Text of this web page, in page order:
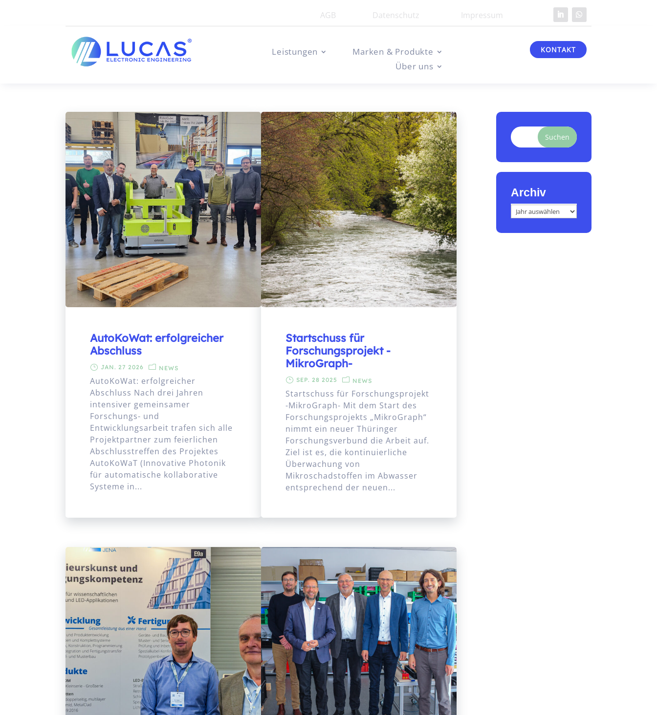
AGB Datenschutz Impressum
Leistungen
Marken & Produkte
Über uns
KONTAKT
AutoKoWat: erfolgreicher
Abschluss
JAN. 27 2026 NEWS
AutoKoWat: erfolgreicher
Abschluss Nach drei Jahren
intensiver gemeinsamer
Forschungs- und
Entwicklungsarbeit trafen sich alle
Projektpartner zum feierlichen
Abschlusstreffen des Projektes
AutoKoWaT (Innovative Photonik
für automatische kollaborative
Systeme in...
Startschuss für
Forschungsprojekt -
MikroGraph-
SEP. 28 2025 NEWS
Startschuss für Forschungsprojekt
-MikroGraph- Mit dem Start des
Forschungsprojekts „MikroGraph“
nimmt ein neuer Thüringer
Forschungsverbund die Arbeit auf.
Ziel ist es, die kontinuierliche
Überwachung von
Mikroschadstoffen im Abwasser
entsprechend der neuen...
Suchen
Archiv
Archiv